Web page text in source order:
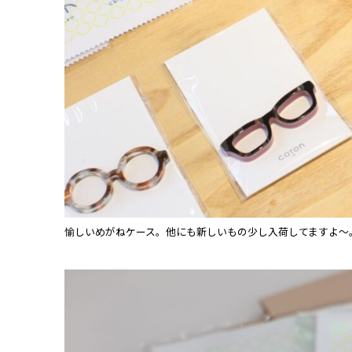
愉しいめがねケース。他にも新しいもの少し入荷してますよ～